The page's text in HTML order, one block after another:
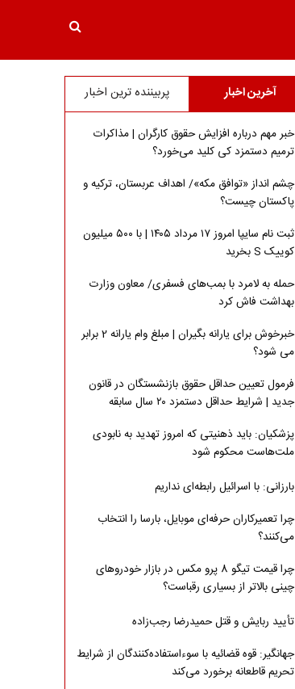
آخرین اخبار پربیننده ترین اخبار
خبر مهم درباره افزایش حقوق کارگران | مذاکرات
ترمیم دستمزد کی کلید می‌خورد؟
چشم انداز «توافق مکه»/ اهداف عربستان، ترکیه و
پاکستان چیست؟
ثبت نام سایپا امروز ۱۷ مرداد ۱۴۰۵ | با ۵۰۰ میلیون
کوییک S بخرید
حمله به لامرد با بمب‌های فسفری/ معاون وزارت
بهداشت فاش کرد
خبرخوش برای یارانه بگیران | مبلغ وام یارانه 2 برابر
می شود؟
فرمول تعیین حداقل حقوق بازنشستگان در قانون
جدید | شرایط حداقل دستمزد ۲۰ سال سابقه
پزشکیان: باید ذهنیتی که امروز تهدید به نابودی
ملت‌هاست محکوم شود
بارزانی: با اسرائیل رابطه‌ای نداریم
چرا تعمیرکاران حرفه‌ای موبایل، بارسا را انتخاب
می‌کنند؟
چرا قیمت تیگو 8 پرو مکس در بازار خودروهای
چینی بالاتر از بسیاری رقباست؟
تأیید ربایش و قتل حمیدرضا رجب‌زاده
جهانگیر: قوه قضائیه با سوءاستفاده‌کنندگان از شرایط
تحریم قاطعانه برخورد می‌کند